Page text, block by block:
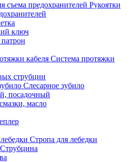
Рукоятки
ключ
Система протяжки
струбцин
Слесарное зубило
посадочный
масло
Стропа для лебедки
Струбцина